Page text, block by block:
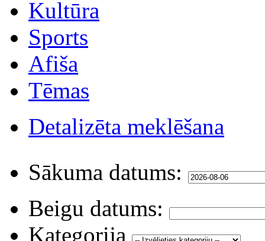
Kultūra
Sports
Afiša
Tēmas
Detalizēta meklēšana
Sākuma datums:
Beigu datums:
Kategorija